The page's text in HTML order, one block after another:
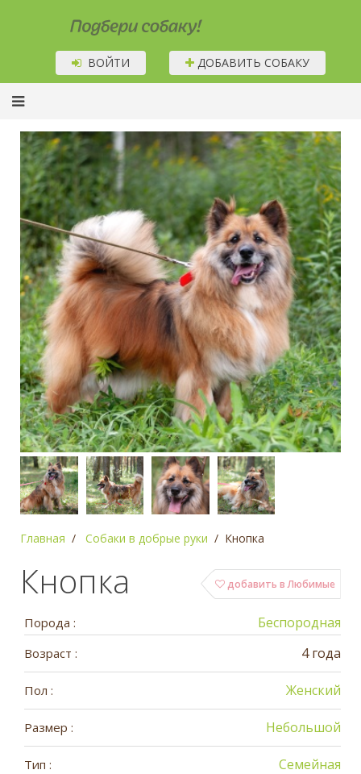
Подбери собаку!
ВОЙТИ ДОБАВИТЬ СОБАКУ
Главная Собаки в добрые руки Кнопка
добавить в Любимые
Кнопка
Порода : Беспородная
Возраст : 4 года
Пол : Женский
Размер : Небольшой
Тип : Семейная